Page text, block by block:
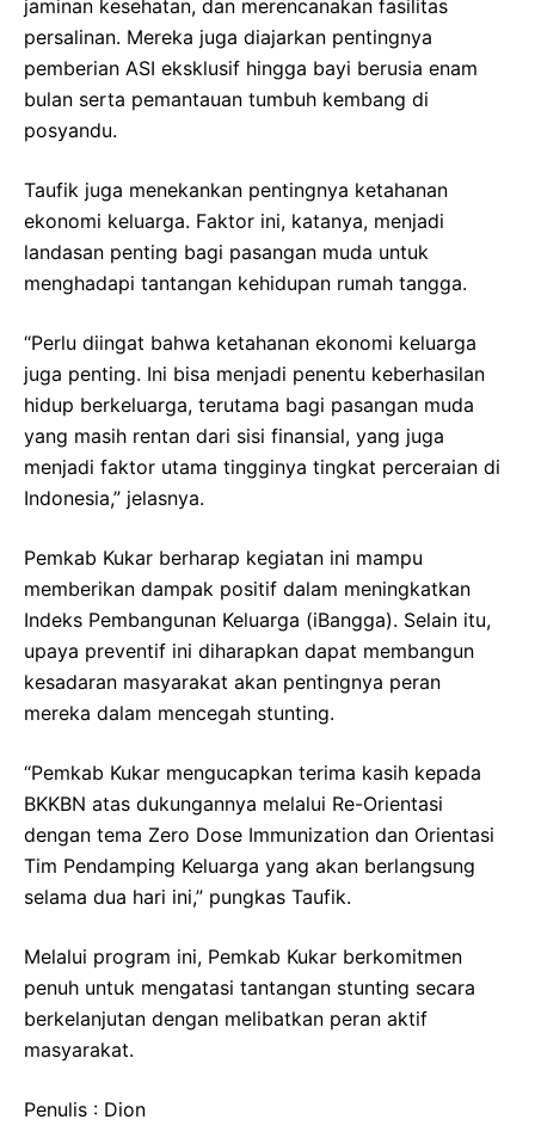
jaminan kesehatan, dan merencanakan fasilitas
persalinan. Mereka juga diajarkan pentingnya
pemberian ASI eksklusif hingga bayi berusia enam
bulan serta pemantauan tumbuh kembang di
posyandu.
Taufik juga menekankan pentingnya ketahanan
ekonomi keluarga. Faktor ini, katanya, menjadi
landasan penting bagi pasangan muda untuk
menghadapi tantangan kehidupan rumah tangga.
“Perlu diingat bahwa ketahanan ekonomi keluarga
juga penting. Ini bisa menjadi penentu keberhasilan
hidup berkeluarga, terutama bagi pasangan muda
yang masih rentan dari sisi finansial, yang juga
menjadi faktor utama tingginya tingkat perceraian di
Indonesia,” jelasnya.
Pemkab Kukar berharap kegiatan ini mampu
memberikan dampak positif dalam meningkatkan
Indeks Pembangunan Keluarga (iBangga). Selain itu,
upaya preventif ini diharapkan dapat membangun
kesadaran masyarakat akan pentingnya peran
mereka dalam mencegah stunting.
“Pemkab Kukar mengucapkan terima kasih kepada
BKKBN atas dukungannya melalui Re-Orientasi
dengan tema Zero Dose Immunization dan Orientasi
Tim Pendamping Keluarga yang akan berlangsung
selama dua hari ini,” pungkas Taufik.
Melalui program ini, Pemkab Kukar berkomitmen
penuh untuk mengatasi tantangan stunting secara
berkelanjutan dengan melibatkan peran aktif
masyarakat.
Penulis : Dion